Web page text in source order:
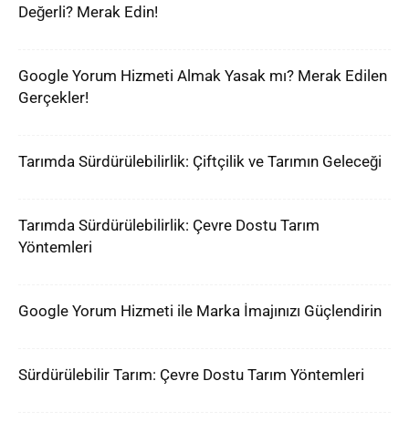
Değerli? Merak Edin!
Google Yorum Hizmeti Almak Yasak mı? Merak Edilen
Gerçekler!
Tarımda Sürdürülebilirlik: Çiftçilik ve Tarımın Geleceği
Tarımda Sürdürülebilirlik: Çevre Dostu Tarım
Yöntemleri
Google Yorum Hizmeti ile Marka İmajınızı Güçlendirin
Sürdürülebilir Tarım: Çevre Dostu Tarım Yöntemleri